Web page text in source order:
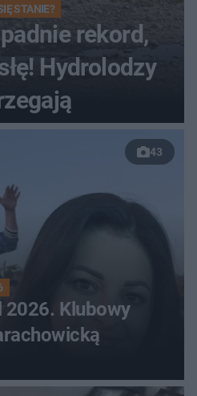
STANIE?
rekord,
Hydrolodzy
43
2026. Klubowy